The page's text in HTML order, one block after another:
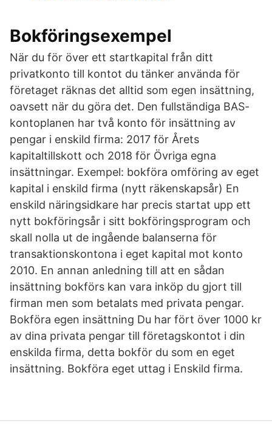
Bokföringsexempel
När du för över ett startkapital från ditt
privatkonto till kontot du tänker använda för
företaget räknas det alltid som egen insättning,
oavsett när du göra det. Den fullständiga BAS-
kontoplanen har två konto för insättning av
pengar i enskild firma: 2017 för Årets
kapitaltillskott och 2018 för Övriga egna
insättningar. Exempel: bokföra omföring av eget
kapital i enskild firma (nytt räkenskapsår) En
enskild näringsidkare har precis startat upp ett
nytt bokföringsår i sitt bokföringsprogram och
skall nolla ut de ingående balanserna för
transaktionskontona i eget kapital mot konto
2010. En annan anledning till att en sådan
insättning bokförs kan vara inköp du gjort till
firman men som betalats med privata pengar.
Bokföra egen insättning Du har fört över 1000 kr
av dina privata pengar till företagskontot i din
enskilda firma, detta bokför du som en eget
insättning. Bokföra eget uttag i Enskild firma.